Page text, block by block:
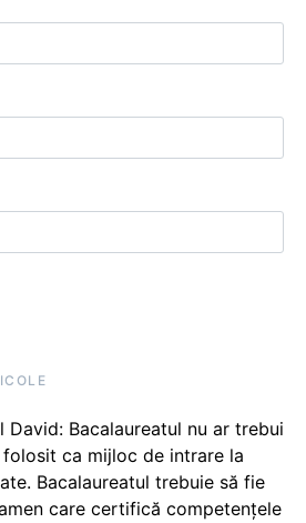
David: Bacalaureatul nu ar trebui
folosit ca mijloc de intrare la
Bacalaureatul trebuie să fie
care certifică competențele